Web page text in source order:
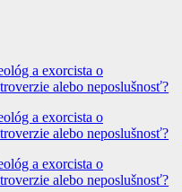
a exorcista o
alebo neposlušnosť?
a exorcista o
alebo neposlušnosť?
a exorcista o
alebo neposlušnosť?